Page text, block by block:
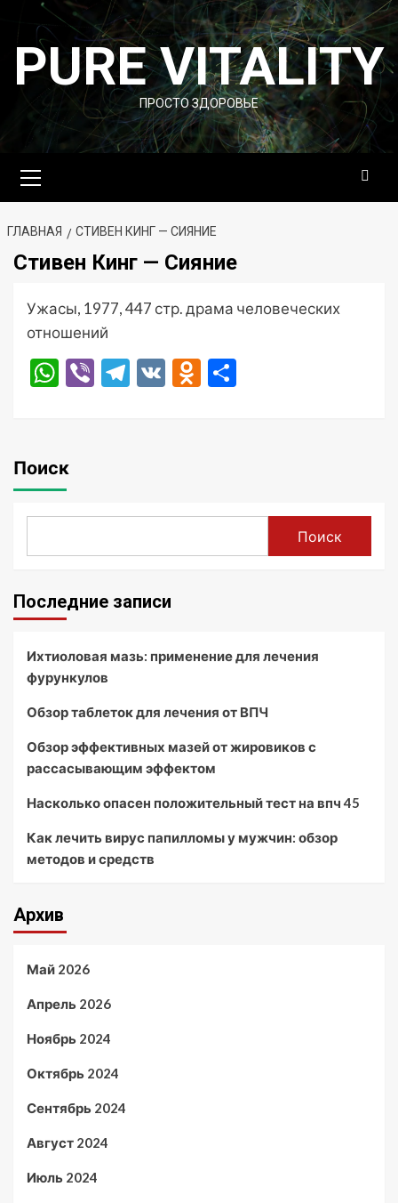
Перейти
содержимому
PURE VITALITY
ПРОСТО ЗДОРОВЬЕ
меню
ГЛАВНАЯ СТИВЕН КИНГ — СИЯНИЕ
Стивен Кинг — Сияние
Ужасы, 1977, 447 стр. драма человеческих
отношений
WhatsApp
ViberTelegram
VK Odnoklassniki
Поиск
Поиск
Последние записи
Ихтиоловая мазь: применение для лечения
фурункулов
Обзор таблеток для лечения от ВПЧ
Обзор эффективных мазей от жировиков с
рассасывающим эффектом
Насколько опасен положительный тест на впч 45
Как лечить вирус папилломы у мужчин: обзор
методов и средств
Архив
Май 2026
Апрель 2026
Ноябрь 2024
Октябрь 2024
Сентябрь 2024
Август 2024
Июль 2024